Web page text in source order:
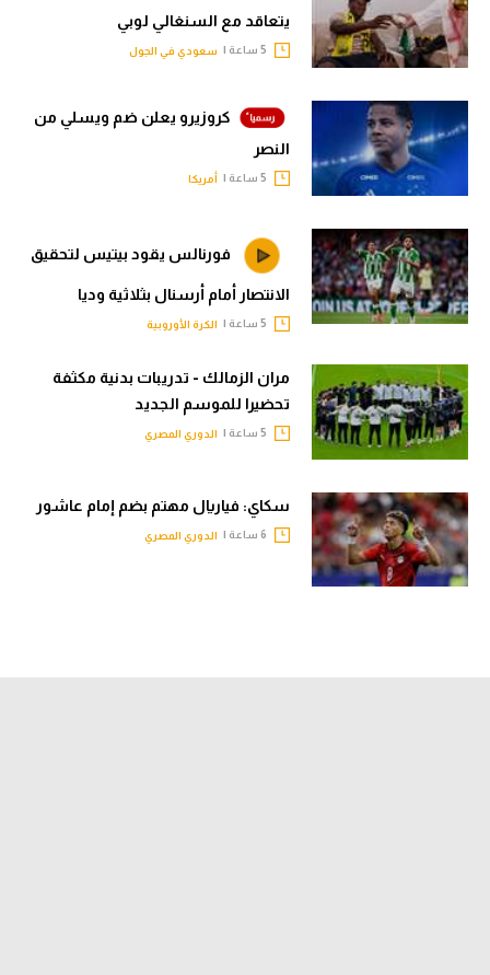
يتعاقد مع السنغالي لوبي
سعودي في الجول
كروزيرو يعلن ضم ويسلي من
النصر
أمريكا
فورنالس يقود بيتيس لتحقيق
الانتصار أمام أرسنال بثلاثية وديا
الكرة الأوروبية
مران الزمالك - تدريبات بدنية مكثفة
تحضيرا للموسم الجديد
الدوري المصري
سكاي: فياريال مهتم بضم إمام عاشور
الدوري المصري